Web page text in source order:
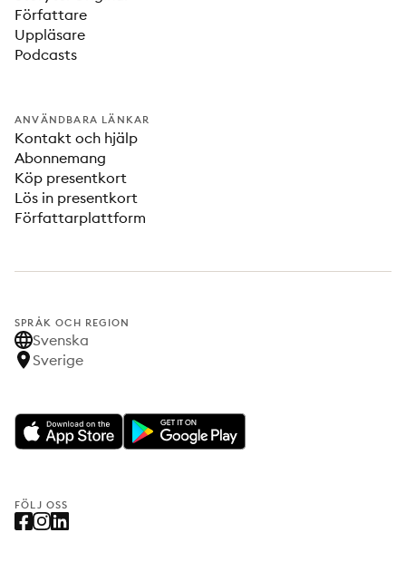
Författare
Uppläsare
Podcasts
ANVÄNDBARA LÄNKAR
Kontakt och hjälp
Abonnemang
Köp presentkort
Lös in presentkort
Författarplattform
SPRÅK OCH REGION
Svenska
Sverige
FÖLJ OSS